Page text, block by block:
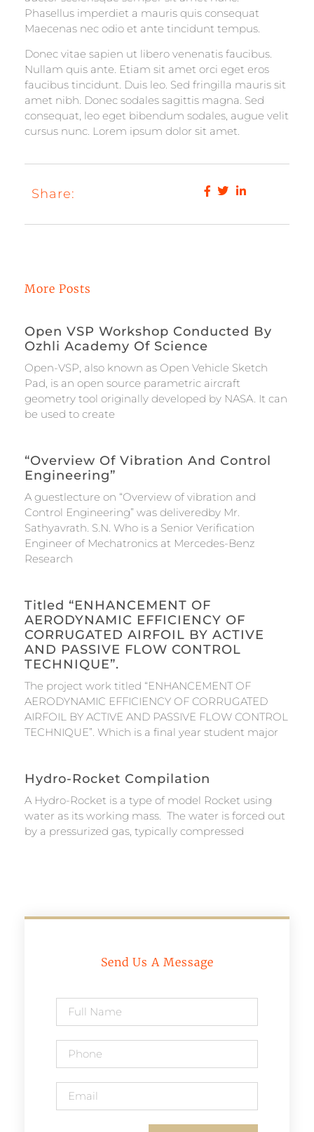
Phasellus imperdiet a mauris quis consequat
Maecenas nec odio et ante tincidunt tempus.
Donec vitae sapien ut libero venenatis faucibus.
Nullam quis ante. Etiam sit amet orci eget eros
faucibus tincidunt. Duis leo. Sed fringilla mauris sit
amet nibh. Donec sodales sagittis magna. Sed
consequat, leo eget bibendum sodales, augue velit
cursus nunc. Lorem ipsum dolor sit amet.
Share:
More Posts
Open VSP Workshop Conducted By
Ozhli Academy Of Science
Open-VSP, also known as Open Vehicle Sketch
Pad, is an open source parametric aircraft
geometry tool originally developed by NASA. It can
be used to create
“Overview Of Vibration And Control
Engineering”
A guestlecture on “Overview of vibration and
Control Engineering” was deliveredby Mr.
Sathyavrath. S.N. Who is a Senior Verification
Engineer of Mechatronics at Mercedes-Benz
Research
Titled “ENHANCEMENT OF
AERODYNAMIC EFFICIENCY OF
CORRUGATED AIRFOIL BY ACTIVE
AND PASSIVE FLOW CONTROL
TECHNIQUE”.
The project work titled “ENHANCEMENT OF
AERODYNAMIC EFFICIENCY OF CORRUGATED
AIRFOIL BY ACTIVE AND PASSIVE FLOW CONTROL
TECHNIQUE”. Which is a final year student major
Hydro-Rocket Compilation
A Hydro-Rocket is a type of model Rocket using
water as its working mass. The water is forced out
by a pressurized gas, typically compressed
Send Us A Message